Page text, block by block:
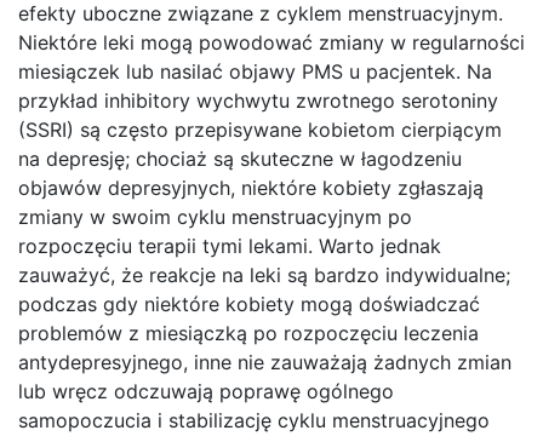
efekty uboczne związane z cyklem menstruacyjnym.
Niektóre leki mogą powodować zmiany w regularności
miesiączek lub nasilać objawy PMS u pacjentek. Na
przykład inhibitory wychwytu zwrotnego serotoniny
(SSRI) są często przepisywane kobietom cierpiącym
na depresję; chociaż są skuteczne w łagodzeniu
objawów depresyjnych, niektóre kobiety zgłaszają
zmiany w swoim cyklu menstruacyjnym po
rozpoczęciu terapii tymi lekami. Warto jednak
zauważyć, że reakcje na leki są bardzo indywidualne;
podczas gdy niektóre kobiety mogą doświadczać
problemów z miesiączką po rozpoczęciu leczenia
antydepresyjnego, inne nie zauważają żadnych zmian
lub wręcz odczuwają poprawę ogólnego
samopoczucia i stabilizację cyklu menstruacyjnego